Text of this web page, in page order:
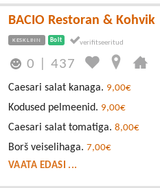
BACIO Restoran & Kohvik
KESKLINN Bolt
0 |437
Caesari salat kanaga. 9,00€
Kodused pelmeenid. 9,00€
Caesari salat tomatiga. 8,00€
Borš veiselihaga. 7,00€
VAATA EDASI ...